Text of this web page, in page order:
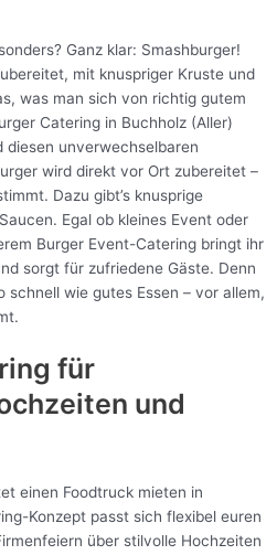
Ganz klar: Smashburger!
mit knuspriger Kruste und
was man sich von richtig gutem
Catering in Buchholz (Aller)
unverwechselbaren
wird direkt vor Ort zubereitet –
Dazu gibt’s knusprige
Egal ob kleines Event oder
Burger Event-Catering bringt ihr
sorgt für zufriedene Gäste. Denn
wie gutes Essen – vor allem,
für
und
einen Foodtruck mieten in
Konzept passt sich flexibel euren
über stilvolle Hochzeiten